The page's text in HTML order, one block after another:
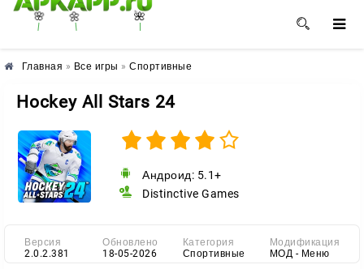
🌸 🌼 🌺
Главная » Все игры » Спортивные
Hockey All Stars 24
Андроид: 5.1+
Distinctive Games
Версия
2.0.2.381
Обновлено
18-05-2026
Категория
Спортивные
Модификация
МОД - Меню